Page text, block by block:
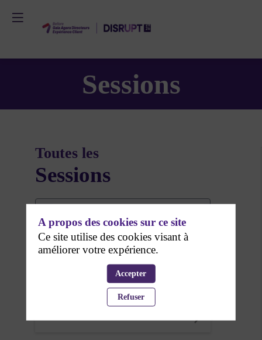
Sessions
Toutes les
Sessions
DATES
A propos des cookies sur ce site
Ce site utilise des cookies visant à
améliorer votre expérience.
Accepter
Refuser